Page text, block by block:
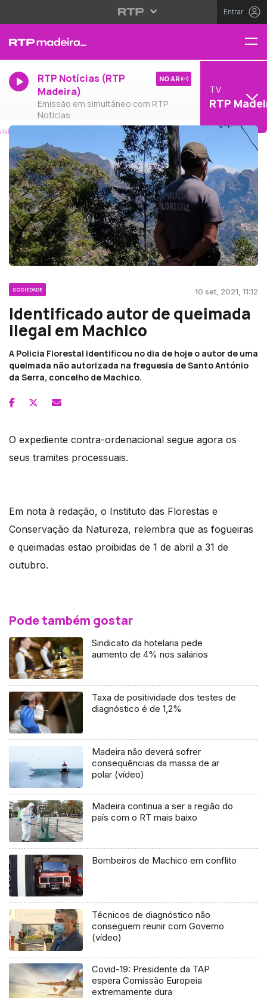
Entrar
RTP Notícias (RTP
Madeira)
Emissão em simultâneo com RTP
Notícias
NO AR
TV
RTP
SOCIEDADE 10 set, 2021, 11:12
Identificado autor de queimada
ilegal em Machico
A Policia Florestal identificou no dia de hoje o autor de uma
queimada não autorizada na freguesia de Santo António
da Serra, concelho de Machico.
O expediente contra-ordenacional segue agora os
seus tramites processuais.
Em nota à redação, o Instituto das Florestas e
Conservação da Natureza, relembra que as fogueiras
e queimadas estao proibidas de 1 de abril a 31 de
outubro.
Pode também gostar
Sindicato da hotelaria pede
aumento de 4% nos salários
Taxa de positividade dos testes de
diagnóstico é de 1,2%
Madeira não deverá sofrer
consequências da massa de ar
polar (vídeo)
Madeira continua a ser a região do
país com o RT mais baixo
Bombeiros de Machico em conflito
Técnicos de diagnóstico não
conseguem reunir com Governo
(vídeo)
Covid-19: Presidente da TAP
espera Comissão Europeia
extremamente dura